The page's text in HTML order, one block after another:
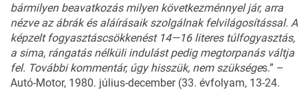
bármilyen beavatkozás milyen következménnyel jár, arra
nézve az ábrák és aláírásaik szolgálnak felvilágosítással. A
képzelt fogyasztáscsökkenést 14—16 literes túlfogyasztás,
a sima, rángatás nélküli indulást pedig megtorpanás váltja
fel. További kommentár, úgy hisszük, nem szükséges.” –
Autó-Motor, 1980. július-december (33. évfolyam, 13-24.